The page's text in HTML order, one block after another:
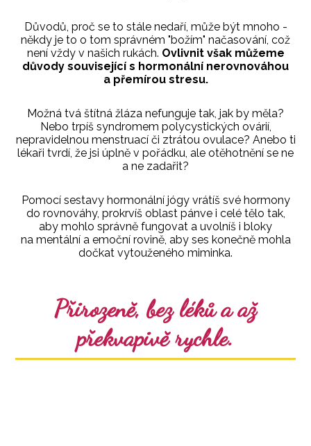
Důvodů, proč se to stále nedaří, může být mnoho -
někdy je to o tom správném "božím" načasování, což
není vždy v našich rukách. Ovlivnit však můžeme
důvody související s hormonální nerovnováhou
a přemírou stresu.
Možná tvá štítná žláza nefunguje tak, jak by měla?
Nebo trpíš syndromem polycystických ovárií,
nepravidelnou menstruací či ztrátou ovulace? Anebo ti
lékaři tvrdí, že jsi úplně v pořádku, ale otěhotnění se ne
a ne zadařit?
Pomocí sestavy hormonální jógy vrátíš své hormony
do rovnováhy, prokrvíš oblast pánve i celé tělo tak,
aby mohlo správně fungovat a uvolníš i bloky
na mentální a emoční rovině, aby ses konečně mohla
dočkat vytouženého miminka.
Přirozeně, bez léků a až
překvapivě rychle.